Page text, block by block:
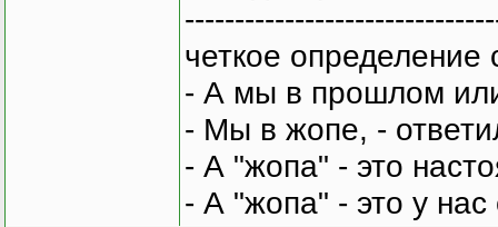
четкое
- А мы в прошлом
- Мы в жопе, -
- А "жопа" - это
- А "жопа" - это у